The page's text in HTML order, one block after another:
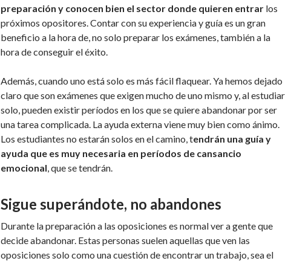
preparación y conocen bien el sector donde quieren entrar los
próximos opositores. Contar con su experiencia y guía es un gran
beneficio a la hora de, no solo preparar los exámenes, también a la
hora de conseguir el éxito.
Además, cuando uno está solo es más fácil flaquear. Ya hemos dejado
claro que son exámenes que exigen mucho de uno mismo y, al estudiar
solo, pueden existir períodos en los que se quiere abandonar por ser
una tarea complicada. La ayuda externa viene muy bien como ánimo.
Los estudiantes no estarán solos en el camino, tendrán una guía y
ayuda que es muy necesaria en períodos de cansancio
emocional, que se tendrán.
Sigue superándote, no abandones
Durante la preparación a las oposiciones es normal ver a gente que
decide abandonar. Estas personas suelen aquellas que ven las
oposiciones solo como una cuestión de encontrar un trabajo, sea el